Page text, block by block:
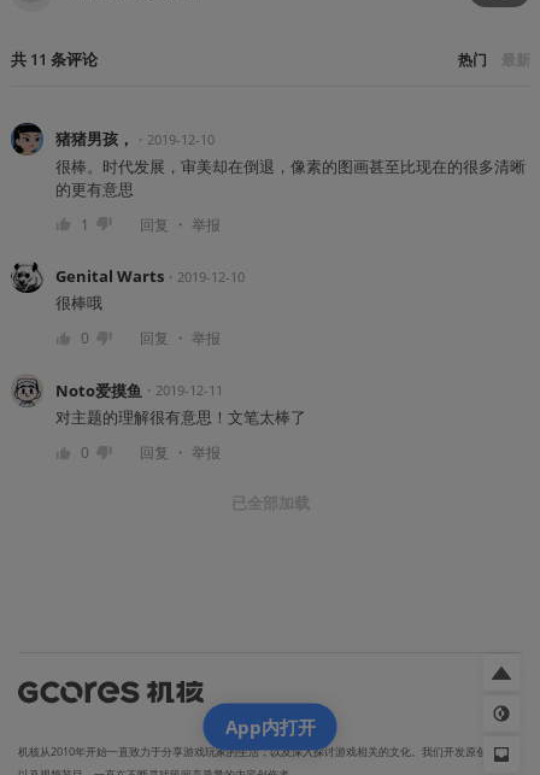
共 11 条评论 热门 最新
猪猪男孩， ・ 2019-12-10
很棒。时代发展，审美却在倒退，像素的图画甚至比现在的很多清晰
的更有意思
1 回复 ・ 举报
Genital Warts・ 2019-12-10
很棒哦
0 回复 ・ 举报
Noto爱摸鱼 ・ 2019-12-11
对主题的理解很有意思！文笔太棒了
0 回复 ・ 举报
已全部加载
机核从2010年开始一直致力于分享游戏玩家的生活，以及深入探讨游戏相关的文化。我们开发原创的播客
App内打开